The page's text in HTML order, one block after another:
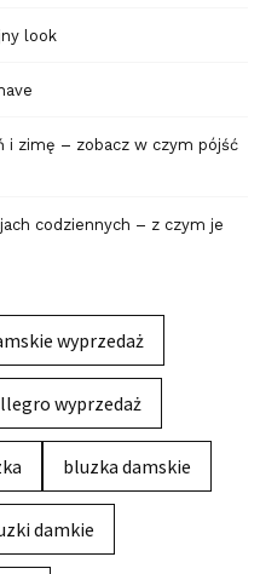
look
i zimę – zobacz w czym pójść
codziennych – z czym je
wyprzedaż
wyprzedaż
bluzka damskie
damkie